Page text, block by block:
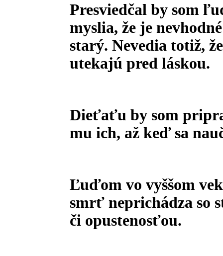
Presviedčal by som
myslia, že je
starý. Nevedia totiž,
utekajú pred láskou.
Dieťaťu by som
mu ich, až keď sa
Ľuďom vo vyššom
smrť neprichádza so
či opustenosťou.